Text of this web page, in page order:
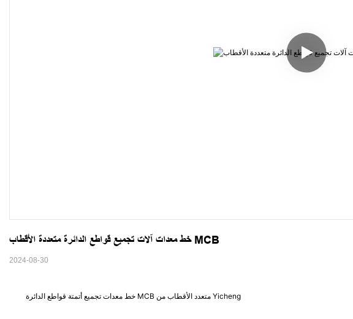
خط معدات آلات تجميع قواطع الدائرة متعددة الأقطاب MCB
2024-08-30
خط معدات تجميع أتمتة قواطع الدائرة MCB متعدد الأقطاب من Yicheng